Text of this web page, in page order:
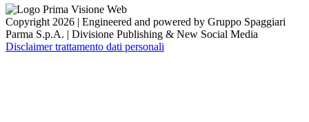
Copyright 2026 | Engineered and powered by Gruppo Spaggiari
Parma S.p.A. | Divisione Publishing & New Social Media
Disclaimer trattamento dati personali